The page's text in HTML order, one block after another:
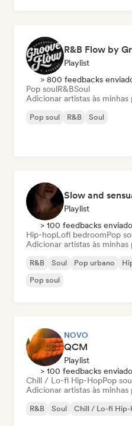
R&B Flow by
Playlist
> 800 feedbacks
Pop soulR&BSoul
Adicionar artistas às
Pop soul R&B Soul
Slow and
Playlist
> 100 feedbacks
Hip-hopLofi bedroomPop
Adicionar artistas às
R&B Soul Pop urbano
Pop soul
NOVO
QCM
Playlist
> 100 feedbacks
Chill / Lo-fi Hip-HopPop
Adicionar artistas às
R&B Soul Chill / Lo-fi Hip-